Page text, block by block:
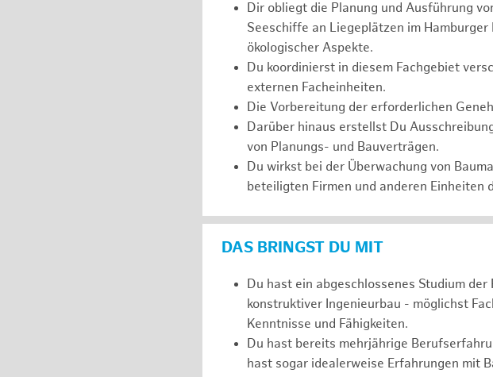
Dir obliegt die Planung und Ausführung
Seeschiffe an Liegeplätzen im
ökologischer Aspekte.
Du koordinierst in diesem Fachgebiet
externen Facheinheiten.
Die Vorbereitung der erforderlichen
Darüber hinaus erstellst Du
von Planungs- und Bauverträgen.
Du wirkst bei der Überwachung von
beteiligten Firmen und anderen Einheiten
DAS BRINGST DU MIT
Du hast ein abgeschlossenes Studium
konstruktiver Ingenieurbau - möglichst
Kenntnisse und Fähigkeiten.
Du hast bereits mehrjährige
hast sogar idealerweise Erfahrungen mit